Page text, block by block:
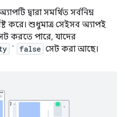
দ্বারা সমর্থিত সর্বনিম্ন
করে। শুধুমাত্র সেইসব অ্যাপই
করতে পারে, যাদের
` false সেট করা আছে।